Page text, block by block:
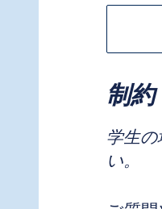
制約
学生
い。